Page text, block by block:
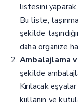
listesini yaparak,
Bu liste,
şekilde
daha organize
Ambalajlama
şekilde
Kırılacak
kullanın ve